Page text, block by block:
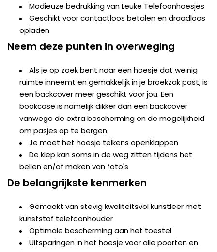
Modieuze bedrukking van Leuke Telefoonhoesjes
Geschikt voor contactloos betalen en draadloos
opladen
Neem deze punten in overweging
Als je op zoek bent naar een hoesje dat weinig
ruimte inneemt en gemakkelijk in je broekzak past, is
een backcover meer geschikt voor jou. Een
bookcase is namelijk dikker dan een backcover
vanwege de extra bescherming en de mogelijkheid
om pasjes op te bergen.
Je moet het hoesje telkens openklappen
De klep kan soms in de weg zitten tijdens het
bellen en/of maken van foto's
De belangrijkste kenmerken
Gemaakt van stevig kwaliteitsvol kunstleer met
kunststof telefoonhouder
Optimale bescherming aan het toestel
Uitsparingen in het hoesje voor alle poorten en